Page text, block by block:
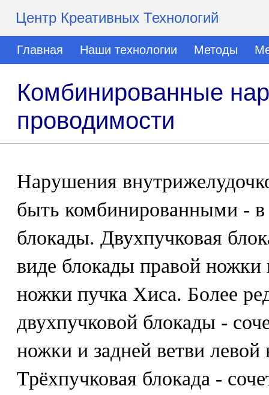
Центр Креативных Технологий
Главная Наши технологии Методы
Комбинированные
проводимости
Нарушения
быть комбинированными - в
блокады. Двухпучковая
виде блокады правой ножки
ножки пучка Хиса. Более
двухпучковой блокады -
ножки и задней ветви
Трёхпучковая блокада -